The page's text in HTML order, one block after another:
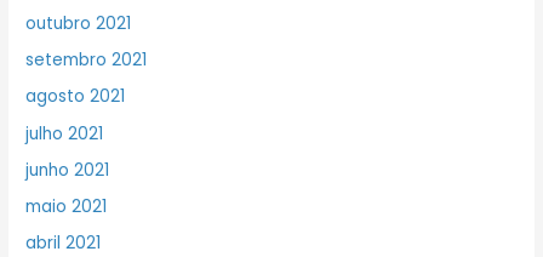
outubro 2021
setembro 2021
agosto 2021
julho 2021
junho 2021
maio 2021
abril 2021